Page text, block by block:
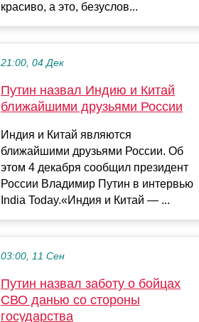
красиво, а это, безуслов...
21:00, 04 Дек
Путин назвал Индию и Китай
ближайшими друзьями России
Индия и Китай являются
ближайшими друзьями России. Об
этом 4 декабря сообщил президент
России Владимир Путин в интервью
India Today.«Индия и Китай — ...
03:00, 11 Сен
Путин назвал заботу о бойцах
СВО данью со стороны
государства